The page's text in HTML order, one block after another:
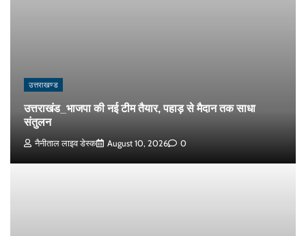
उत्तराखण्ड
उत्तराखंड_भाजपा की नई टीम तैयार, पहाड़ से मैदान तक साधा
संतुलन
नैनीताल लाइव डेस्क August 10, 2026 0